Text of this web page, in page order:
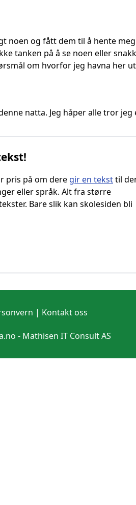
noen og fått dem til å hente
tanken på å se noen eller
om hvorfor jeg havna her
natta. Jeg håper alle tror jeg
pris på om dere gir en teksttil
eller språk. Alt fra større
Bare slik kan skolesiden bli
| Kontakt oss
- Mathisen IT Consult AS